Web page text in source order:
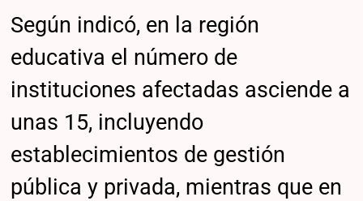
Según indicó, en la región
educativa el número de
instituciones afectadas asciende a
unas 15, incluyendo
establecimientos de gestión
pública y privada, mientras que en